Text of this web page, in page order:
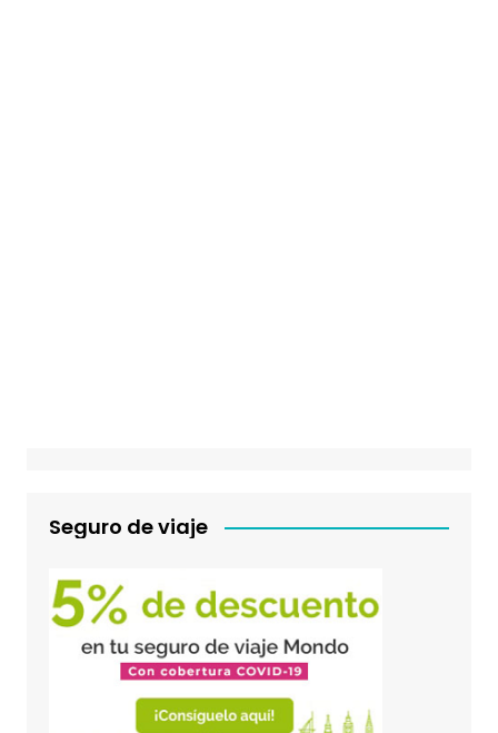
Seguro de viaje